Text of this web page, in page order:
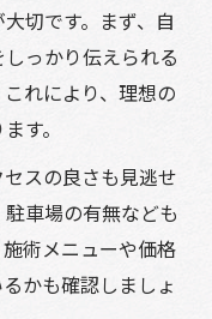
切です。まず、自
っかり伝えられる
れにより、理想の
す。
スの良さも見逃せ
車場の有無なども
術メニューや価格
かも確認しましょ